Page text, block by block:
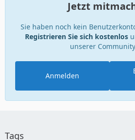
Jetzt
Sie haben noch kein
Registrieren Sie sich kostenlos
unserer
Anmelden
Tags